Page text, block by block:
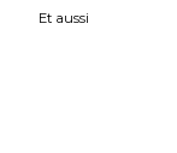
Et aussi